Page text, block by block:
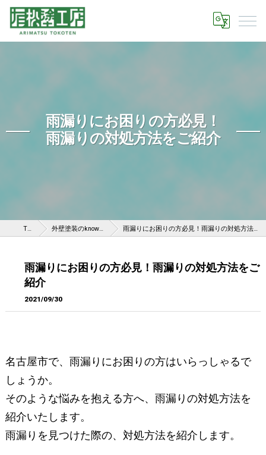
雨漏りにお困りの方必見！
雨漏りの対処方法をご紹介
TOP 外壁塗装のknow-how 雨漏りにお困りの方必見！雨漏りの対処方法をご紹介
雨漏りにお困りの方必見！雨漏りの対処方法をご
紹介
2021/09/30
名古屋市で、雨漏りにお困りの方はいらっしゃるで
しょうか。
そのような悩みを抱える方へ、雨漏りの対処方法を
紹介いたします。
雨漏りを見つけた際の、対処方法を紹介します。